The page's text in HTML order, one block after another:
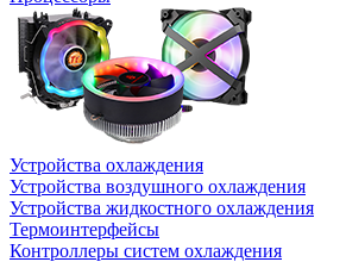
Устройства охлаждения
Устройства воздушного охлаждения
Устройства жидкостного охлаждения
Термоинтерфейсы
Контроллеры систем охлаждения